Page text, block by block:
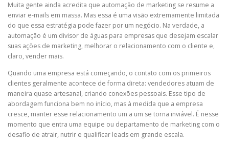
Muita gente ainda acredita que automação de marketing se resume a
enviar e-mails em massa. Mas essa é uma visão extremamente limitada
do que essa estratégia pode fazer por um negócio. Na verdade, a
automação é um divisor de águas para empresas que desejam escalar
suas ações de marketing, melhorar o relacionamento com o cliente e,
claro, vender mais.
Quando uma empresa está começando, o contato com os primeiros
clientes geralmente acontece de forma direta: vendedores atuam de
maneira quase artesanal, criando conexões pessoais. Esse tipo de
abordagem funciona bem no início, mas à medida que a empresa
cresce, manter esse relacionamento um a um se torna inviável. É nesse
momento que entra uma equipe ou departamento de marketing com o
desafio de atrair, nutrir e qualificar leads em grande escala.